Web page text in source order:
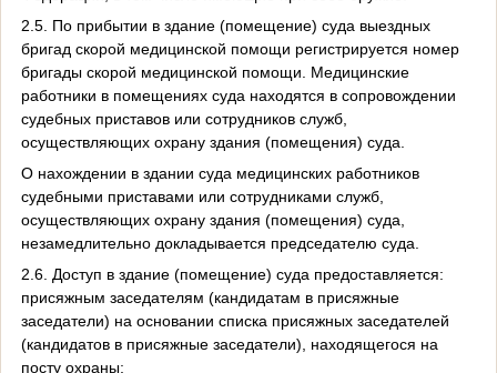
2.5. По прибытии в здание (помещение) суда выездных
бригад скорой медицинской помощи регистрируется номер
бригады скорой медицинской помощи. Медицинские
работники в помещениях суда находятся в сопровождении
судебных приставов или сотрудников служб,
осуществляющих охрану здания (помещения) суда.
О нахождении в здании суда медицинских работников
судебными приставами или сотрудниками служб,
осуществляющих охрану здания (помещения) суда,
незамедлительно докладывается председателю суда.
2.6. Доступ в здание (помещение) суда предоставляется:
присяжным заседателям (кандидатам в присяжные
заседатели) на основании списка присяжных заседателей
(кандидатов в присяжные заседатели), находящегося на
посту охраны;